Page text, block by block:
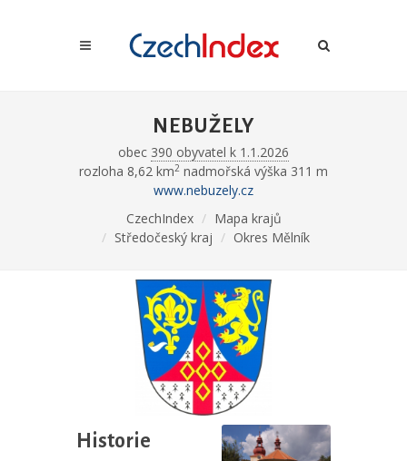
NEBUŽELY
obec 390 obyvatel k 1.1.2026
rozloha 8,62 km2 nadmořská výška 311 m
www.nebuzely.cz
CzechIndex
Mapa krajů
Středočeský kraj
Okres Mělník
Historie